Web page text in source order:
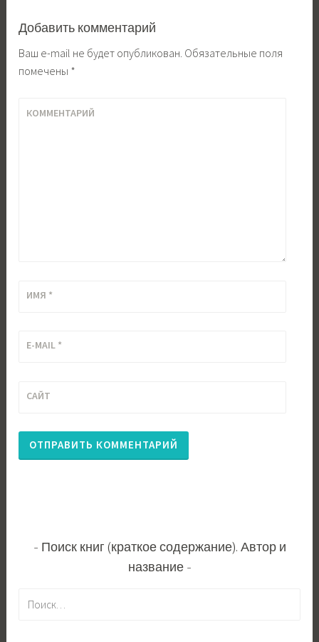
Добавить комментарий
Ваш e-mail не будет опубликован. Обязательные поля
помечены *
КОММЕНТАРИЙ
ИМЯ *
E-MAIL *
САЙТ
Поиск книг (краткое содержание). Автор и
название